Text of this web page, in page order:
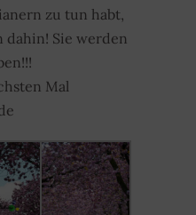
zu tun habt,
Sie werden
Mal